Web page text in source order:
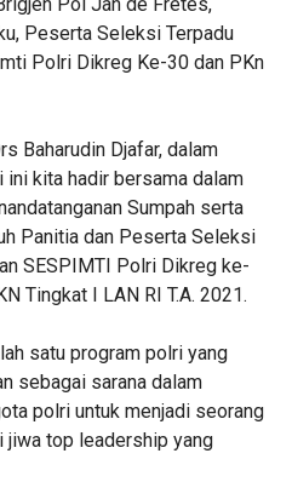
Peserta Seleksi Terpadu
Polri Dikreg Ke-30 dan PKn
Baharudin Djafar, dalam
ini kita hadir bersama dalam
Sumpah serta
Panitia dan Peserta Seleksi
SESPIMTI Polri Dikreg ke-
Tingkat I LAN RI T.A. 2021.
satu program polri yang
sebagai sarana dalam
polri untuk menjadi seorang
jiwa top leadership yang